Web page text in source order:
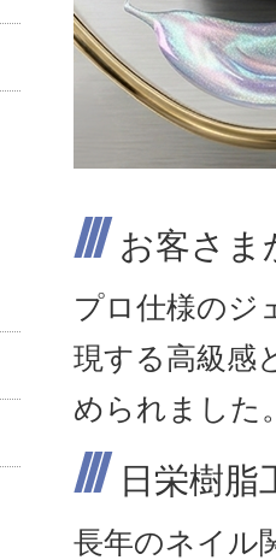
お客さま
プロ仕様のジ
現する高級感
められました
日栄樹脂
長年のネイル